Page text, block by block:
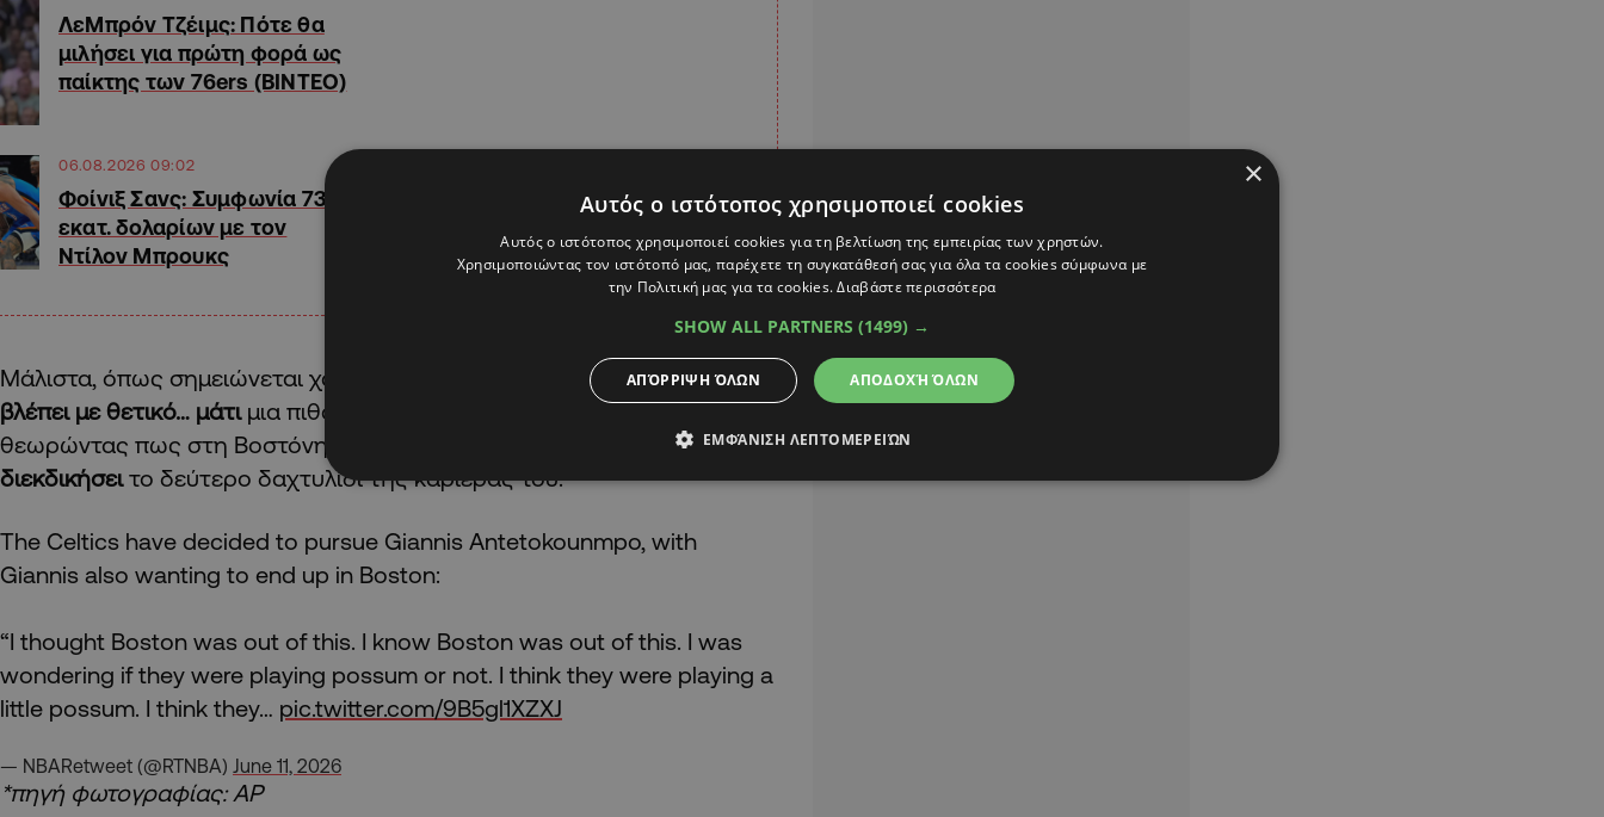
ΛεΜπρόν Τζέιμς: Πότε θα
μιλήσει για πρώτη φορά ως
παίκτης των 76ers (ΒΙΝΤΕΟ)
06.08.2026 09:02
Φοίνιξ Σανς: Συμφωνία 73
εκατ. δολαρίων με τον
Ντίλον Μπρουκς
Μάλιστα, όπως σημειώνεται χαρακτηριστικά,
ο Γιάννης Αντετοκούνμπο
βλέπει με θετικό… μάτι μια πιθανή μετακίνησή του στο «TD Garden»,
θεωρώντας πως στη Βοστόνη θα έχει μια
πρώτης τάξεως ευκαιρία να
διεκδικήσειτο δεύτερο δαχτυλίδι της καριέρας του.
The Celtics have decided to pursue Giannis Antetokounmpo, with
Giannis also wanting to end up in Boston:
“I thought Boston was out of this. I know Boston was out of this. I was
wondering if they were playing possum or not. I think they were playing a
little possum. I think they… pic.twitter.com/9B5gl1XZXJ
— NBARetweet (@RTNBA) June 11, 2026
*πηγή φωτογραφίας: AP
×
Αυτός ο ιστότοπος χρησιμοποιεί cookies
Αυτός ο ιστότοπος χρησιμοποιεί cookies για τη βελτίωση της εμπειρίας των χρηστών.
Χρησιμοποιώντας τον ιστότοπό μας, παρέχετε τη συγκατάθεσή σας για όλα τα cookies σύμφωνα με
την Πολιτική μας για τα cookies.Διαβάστε περισσότερα
SHOW ALL PARTNERS (1499) →
ΑΠΟΔΟΧΉ ΌΛΩΝ
ΑΠΌΡΡΙΨΗ ΌΛΩΝ
ΕΜΦΆΝΙΣΗ ΛΕΠΤΟΜΕΡΕΙΏΝ